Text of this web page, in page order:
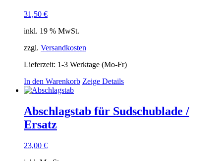
31,50 €
inkl. 19 % MwSt.
zzgl. Versandkosten
Lieferzeit: 1-3 Werktage (Mo-Fr)
In den Warenkorb Zeige Details
Abschlagstab für Sudschublade /
Ersatz
23,00 €